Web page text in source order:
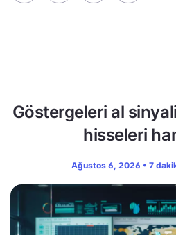
Göstergeleri al
hisseleri
Ağustos 6, 2026 • 7